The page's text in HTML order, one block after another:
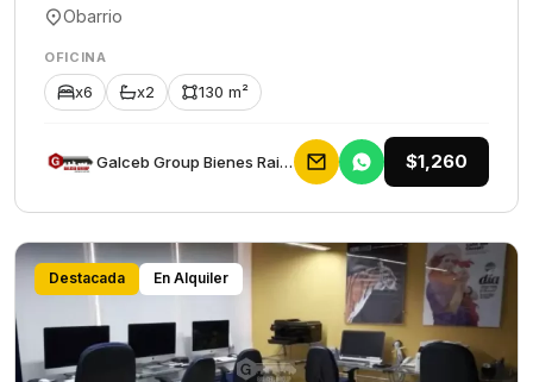
Obarrio
OFICINA
x6 x2 130 m²
Galceb Group Bienes Raices $1,260
Destacada En Alquiler